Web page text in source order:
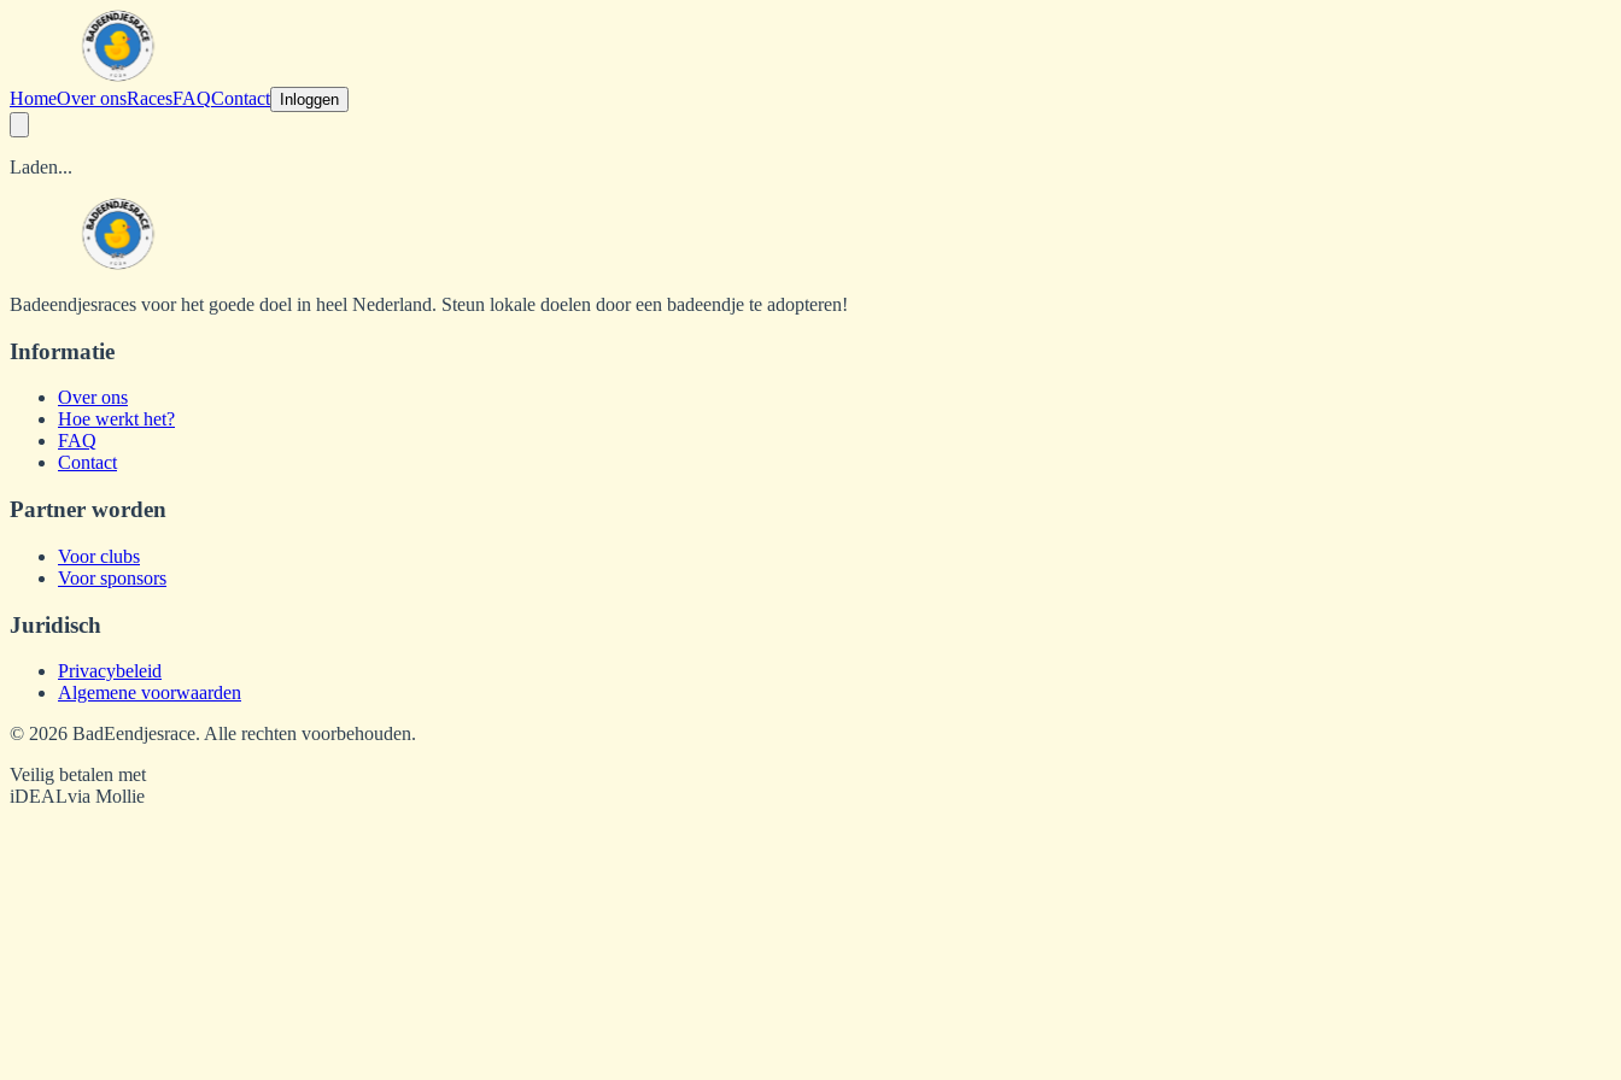
HomeOver onsRacesFAQContact Inloggen
Laden...
Badeendjesraces voor het goede doel in heel Nederland. Steun lokale doelen door een badeendje te adopteren!
Informatie
Over ons
Hoe werkt het?
FAQ
Contact
Partner worden
Voor clubs
Voor sponsors
Juridisch
Privacybeleid
Algemene voorwaarden
© 2026 BadEendjesrace. Alle rechten voorbehouden.
Veilig betalen met
iDEALvia Mollie